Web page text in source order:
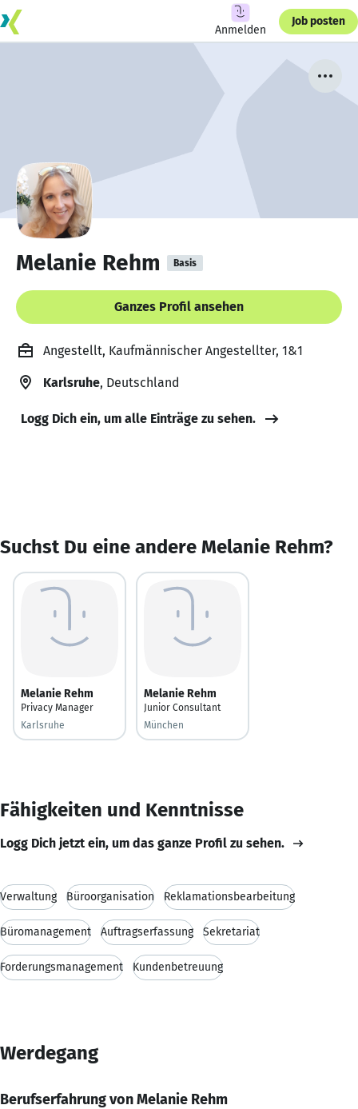
Anmelden
Job posten
Melanie Rehm Basis
Ganzes Profil ansehen
Angestellt, Kaufmännischer Angestellter, 1&1
Karlsruhe, Deutschland
Logg Dich ein, um alle Einträge zu sehen.
Suchst Du eine andere Melanie Rehm?
Melanie Rehm
Privacy Manager
Karlsruhe
Melanie Rehm
Junior Consultant
München
Fähigkeiten und Kenntnisse
Logg Dich jetzt ein, um das ganze Profil zu sehen.
Verwaltung Büroorganisation Reklamationsbearbeitung
Büromanagement Auftragserfassung Sekretariat
Forderungsmanagement Kundenbetreuung
Werdegang
Berufserfahrung von Melanie Rehm